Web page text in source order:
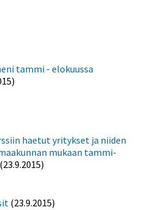
tammi - elokuussa
haetut yritykset ja niiden
mukaan tammi-
(23.9.2015)
(23.9.2015)